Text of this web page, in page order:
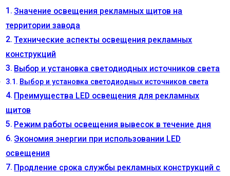
Значение освещения рекламных щитов на
территории завода
Технические аспекты освещения рекламных
конструкций
Выбор и установка светодиодных источников света
Выбор и установка светодиодных источников света
Преимущества LED освещения для рекламных
щитов
Режим работы освещения вывесок в течение дня
Экономия энергии при использовании LED
освещения
Продление срока службы рекламных конструкций с